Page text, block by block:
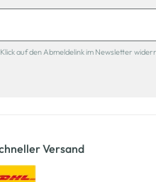
auf den Abmeldelink im Newsletter
Versand